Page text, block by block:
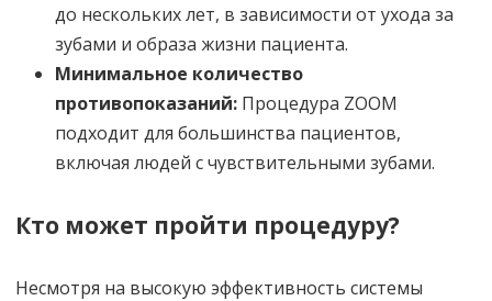
до нескольких лет, в зависимости от ухода за
зубами и образа жизни пациента.
Минимальное количество
противопоказаний: Процедура ZOOM
подходит для большинства пациентов,
включая людей с чувствительными зубами.
Кто может пройти процедуру?
Несмотря на высокую эффективность системы